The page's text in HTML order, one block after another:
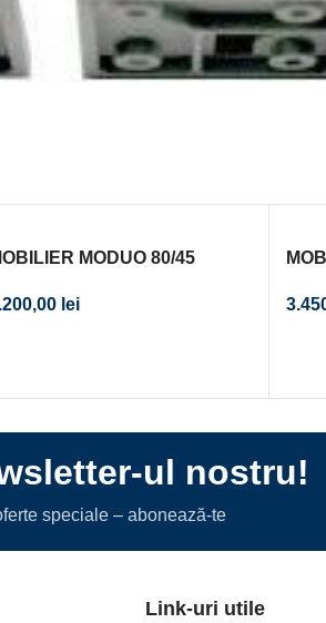
MODUO 80/45
lei
ul nostru!
speciale – abonează-te
Link-uri utile